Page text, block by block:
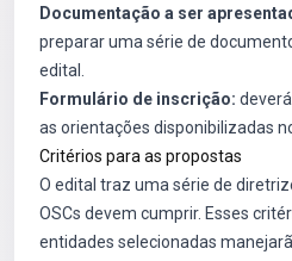
Documentação a ser
preparar uma série de
edital.
Formulário de inscrição:
as orientações disponibilizadas
Critérios para as propostas
O edital traz uma série de
OSCs devem cumprir. Esses
entidades selecionadas